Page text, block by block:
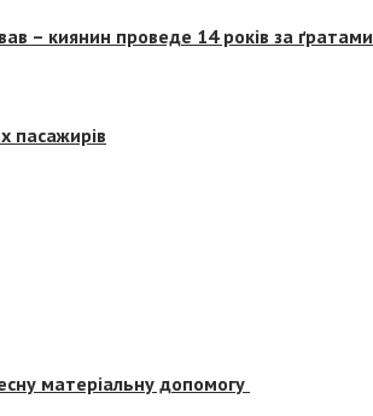
– киянин проведе 14 років за ґратами
пасажирів
матеріальну допомогу